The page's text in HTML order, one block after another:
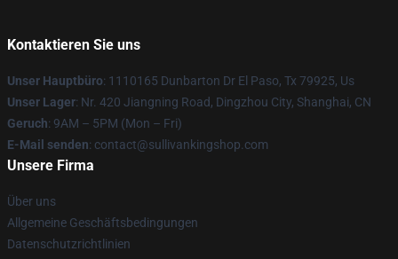
Kontaktieren Sie uns
Unser Hauptbüro: 1110165 Dunbarton Dr El Paso, Tx 79925, Us
Unser Lager: Nr. 420 Jiangning Road, Dingzhou City, Shanghai, CN
Geruch: 9AM – 5PM (Mon – Fri)
E-Mail senden: contact@sullivankingshop.com
Unsere Firma
Über uns
Allgemeine Geschäftsbedingungen
Datenschutzrichtlinien